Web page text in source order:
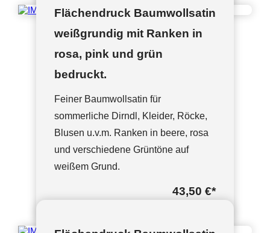
Flächendruck Baumwollsatin
weißgrundig mit Ranken in
rosa, pink und grün
bedruckt.
Feiner Baumwollsatin für
sommerliche Dirndl, Kleider, Röcke,
Blusen u.v.m. Ranken in beere, rosa
und verschiedene Grüntöne auf
weißem Grund.
43,50 €*